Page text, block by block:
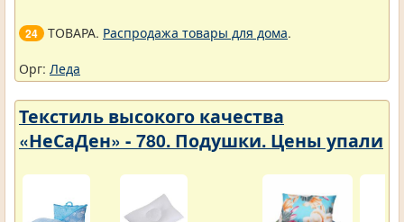
24 ТОВАРА. Распродажа товары для дома.
Орг: Леда
Текстиль высокого качества
«НеСаДен» - 780. Подушки. Цены упали